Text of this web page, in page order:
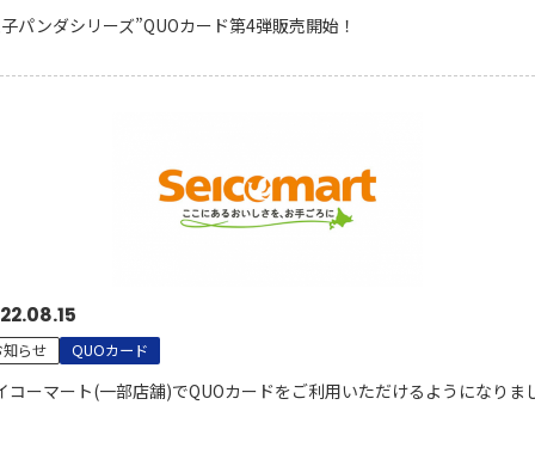
パンダシリーズ”QUOカード第4弾販売開始！
知らせ QUOカード
コーマート(一部店舗)でQUOカードをご利用いただけるようになりま